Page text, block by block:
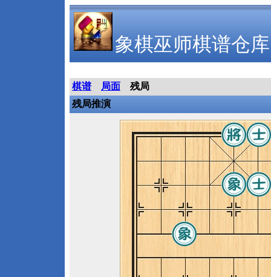
象棋巫师棋谱仓库
棋谱 局面
残局
残局推演